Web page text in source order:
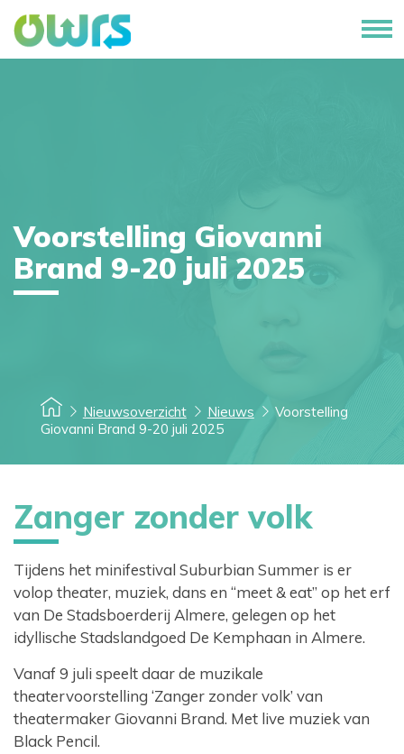
Nieuwsoverzicht Nieuws
Voorstelling
Giovanni Brand 9-20 juli 2025
Voorstelling Giovanni
Brand 9-20 juli 2025
Zanger zonder volk
Tijdens het minifestival Suburbian Summer is er
volop theater, muziek, dans en “meet & eat” op het erf
van De Stadsboerderij Almere, gelegen op het
idyllische Stadslandgoed De Kemphaan in Almere.
Vanaf 9 juli speelt daar de muzikale
theatervoorstelling ‘Zanger zonder volk’ van
theatermaker Giovanni Brand. Met live muziek van
Black Pencil.